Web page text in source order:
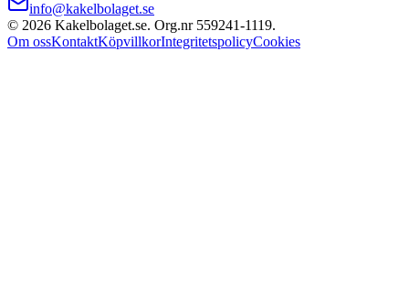
info@kakelbolaget.se
© 2026 Kakelbolaget.se. Org.nr 559241‑1119.
Om ossKontaktKöpvillkorIntegritetspolicyCookies